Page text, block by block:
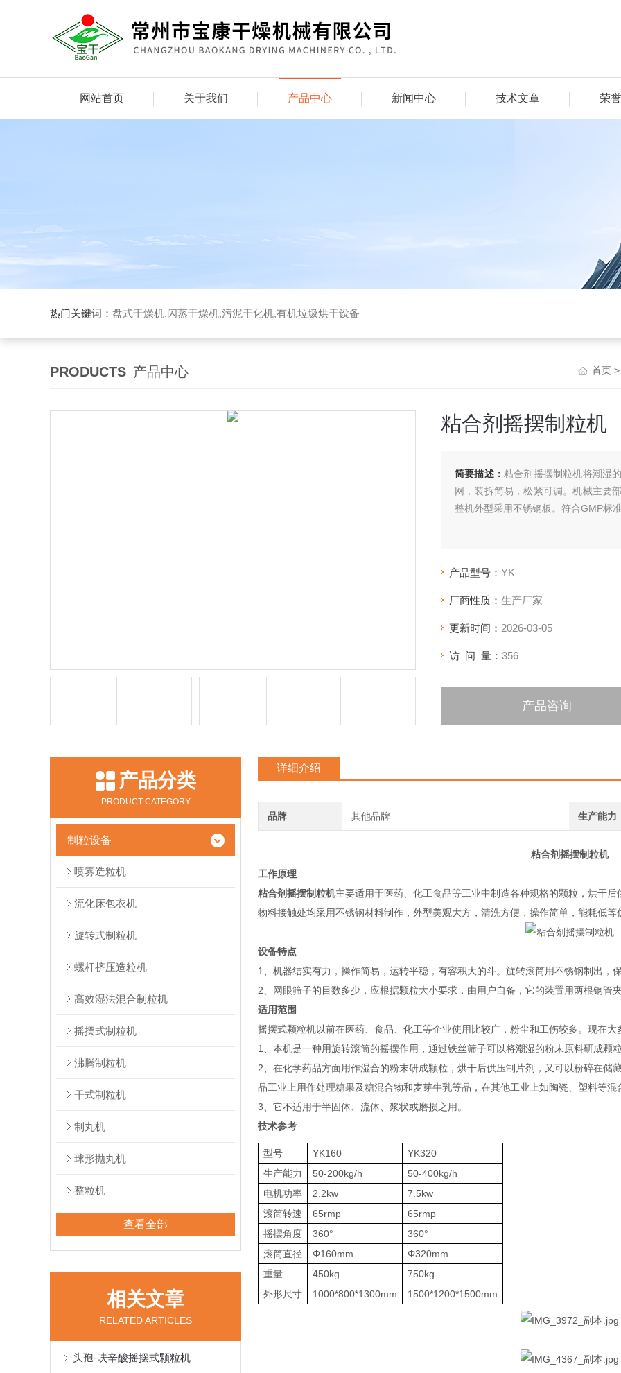
网站首页 关于我们 产品中心 新闻中心 技术文章 荣
热门关键词： 盘式干燥机,闪蒸干燥机,污泥干化机,有机垃圾烘干设备
PRODUCTS 产品中心 首页 >
粘合剂摇摆制粒机
简要描述： 粘合剂摇摆制粒机将潮湿
网，装拆简易，松紧可调。机械主要
整机外型采用不锈钢板。符合GMP标
产品型号： YK
厂商性质： 生产厂家
更新时间： 2026-03-05
访 问 量： 356
产品咨询
产品分类
PRODUCT CATEGORY
制粒设备
喷雾造粒机
流化床包衣机
旋转式制粒机
螺杆挤压造粒机
高效湿法混合制粒机
摇摆式制粒机
沸腾制粒机
干式制粒机
制丸机
球形抛丸机
整粒机
查看全部
相关文章
RELATED ARTICLES
头孢-呋辛酸摇摆式颗粒机
详细介绍
品牌 其他品牌 生产能力
粘合剂摇摆制粒机
工作原理
粘合剂摇摆制粒机主要适用于医药、化工食品等工业中制造各种规格的颗粒，烘干
物料接触处均采用不锈钢材料制作，外型美观大方，清洗方便，操作简单，能耗低等
设备特点
1、机器结实有力，操作简易，运转平稳，有容积大的斗。旋转滚筒用不锈钢制出，
2、网眼筛子的目数多少，应根据颗粒大小要求，由用户自备，它的装置用两根钢管
适用范围
摇摆式颗粒机以前在医药、食品、化工等企业使用比较广，粉尘和工伤较多。现在大
1、本机是一种用旋转滚筒的摇摆作用，通过铁丝筛子可以将潮湿的粉末原料研成颗
2、在化学药品方面用作湿合的粉末研成颗粒，烘干后供压制片剂，又可以粉碎在储
品工业上用作处理糖果及糖混合物和麦芽牛乳等品，在其他工业上如陶瓷、塑料等混
3、它不适用于半固体、流体、浆状或磨损之用。
技术参考
型号 YK160
YK320
生产能力
50-200kg/h
50-400kg/h
电机功率
2.2kw
7.5kw
滚筒转速
65rmp
65rmp
摇摆角度
360°
360°
滚筒直径
Φ160mm
Φ320mm
重量
450kg
750kg
外形尺寸
1000*800*1300mm 1500*1200*1500mm